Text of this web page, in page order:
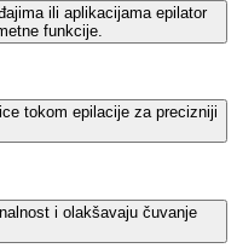
ili aplikacijama epilator
funkcije.
tokom epilacije za precizniji
i olakšavaju čuvanje